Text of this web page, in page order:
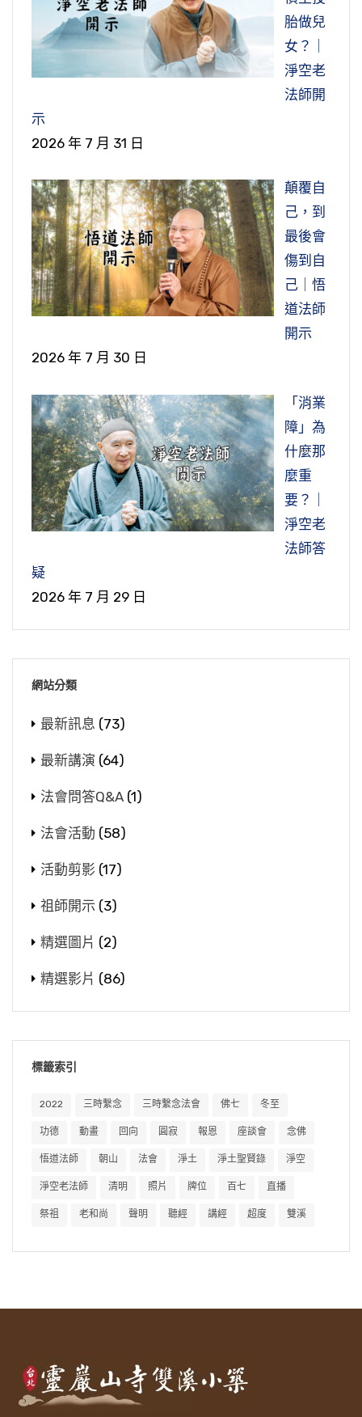
胎做兒
女？｜
淨空老
法師開
示
2026 年 7 月 31 日
顛覆自
己，到
最後會
傷到自
己｜悟
道法師
開示
2026 年 7 月 30 日
「消業
障」為
什麼那
麼重
要？｜
淨空老
法師答
疑
2026 年 7 月 29 日
網站分類
最新訊息 (73)
最新講演 (64)
法會問答Q&A (1)
法會活動 (58)
活動剪影 (17)
祖師開示 (3)
精選圖片 (2)
精選影片 (86)
標籤索引
2022 三時繫念 三時繫念法會 佛七 冬至
功德 動畫 回向 圓寂 報恩 座談會 念佛
悟道法師 朝山 法會 淨土 淨土聖賢錄 淨空
淨空老法師 清明 照片 牌位 百七 直播
祭祖 老和尚 聲明 聽經 講經 超度 雙溪